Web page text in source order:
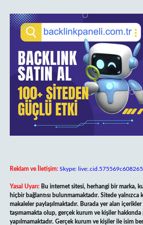
Reklam ve İletişim: Skype:
Yasal Uyarı: Bu internet sitesi, herhangi bir marka,
hiçbir bağlantısı bulunmamaktadır. Sitede yalnızca
makaleler paylaşılmaktadır. Burada yer alan
taşımamakta olup, gerçek kurum ve kişiler hakkında
yapılmamaktadır. Gerçek kurum ve kişiler ile isim